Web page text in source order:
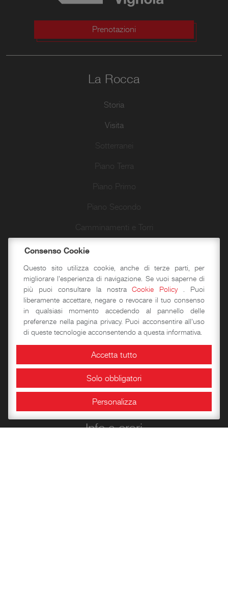
Prenotazioni
La Rocca
Storia
Visita
Sotterranei
Piano Terra
Piano Primo
Piano Secondo
Camminamenti e Torri
Passeggiate d’autore
Didattica
Laboratori storico-didattici
Spazi per eventi
Area Congressuale
Sale espositive
Info e orari
Consenso Cookie
Questo sito utilizza cookie, anche di terze parti, per
migliorare l'esperienza di navigazione. Se vuoi saperne di
più puoi consultare la nostraCookie Policy . Puoi
liberamente accettare, negare o revocare il tuo consenso
in qualsiasi momento accedendo al pannello delle
preferenze nella pagina privacy. Puoi acconsentire all'uso
di queste tecnologie acconsentendo a questa informativa.
Accetta tutto
Solo obbligatori
Personalizza